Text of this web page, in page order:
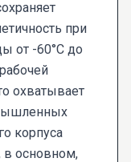
при
от -60°С до
охватывает
корпуса
в основном,